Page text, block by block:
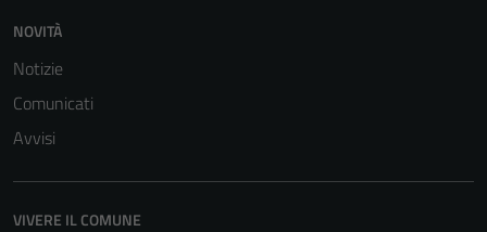
NOVITÀ
Notizie
Comunicati
Avvisi
VIVERE IL COMUNE